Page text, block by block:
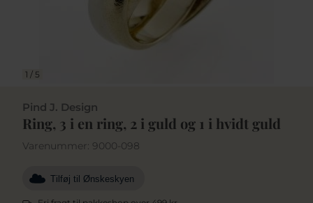
1 / 5
Pind J. Design
Ring, 3 i en ring, 2 i guld og 1 i hvidt guld
Varenummer: 9000-098
Tilføj til Ønskeskyen